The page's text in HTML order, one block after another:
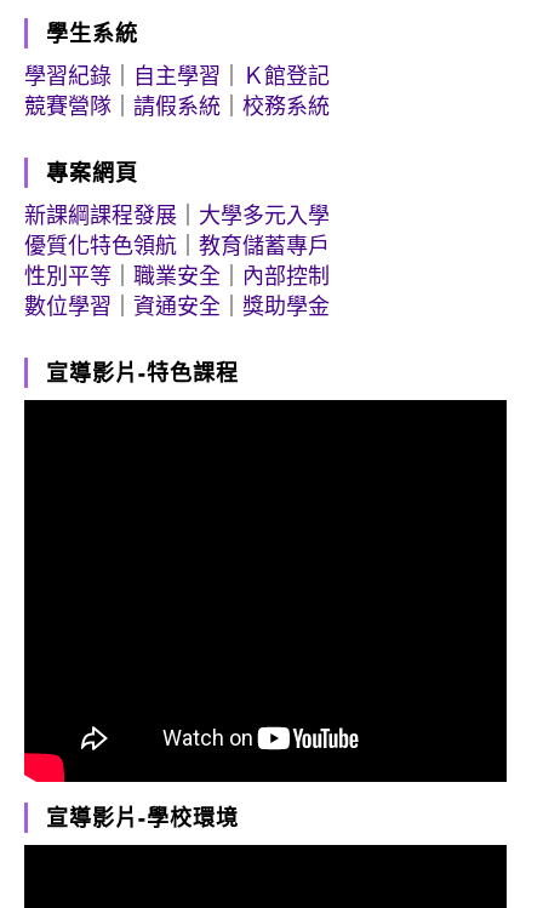
學生系統
學習紀錄
自主學習
Ｋ館登記
競賽營隊
請假系統 校務系統
專案網頁
新課綱課程發展
大學多元入學
優質化特色領航
教育儲蓄專戶
性別平等
職業安全
內部控制
數位學習
資通安全 獎助學金
宣導影片-特色課程
宣導影片-學校環境